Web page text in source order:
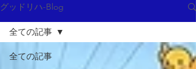
グッドリハ-Blog
全ての記事
全ての記事